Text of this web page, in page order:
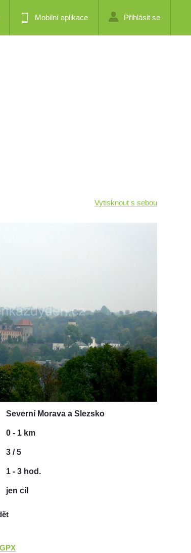
Mobilní aplikace Přihlásit se
Vytisknout s sebou
Severní Morava a Slezsko
0 - 1 km
3 / 5
1 - 3 hod.
jen cíl